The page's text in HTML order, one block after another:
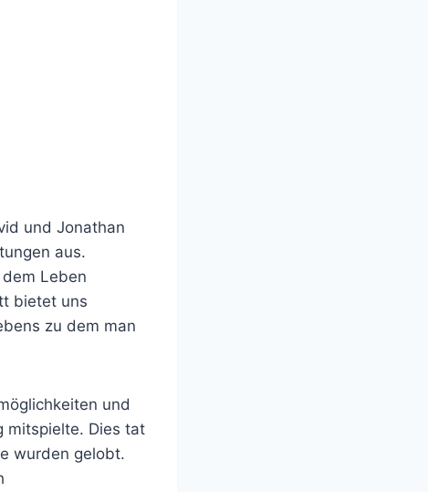
und Jonathan
aus.
Leben
bietet uns
zu dem man
und
mitspielte. Dies tat
wurden gelobt.